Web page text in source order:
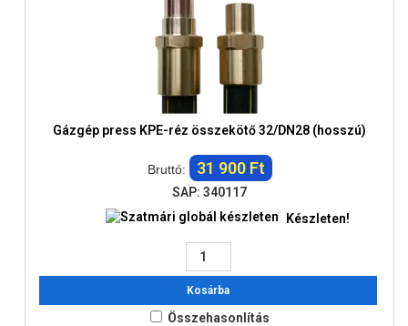
Gázgép press KPE-réz összekötő 32/DN28 (hosszú)
Bruttó: 31 900 Ft
SAP: 340117
Készleten!
Kosárba
Összehasonlítás